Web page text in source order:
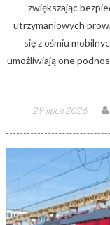
zwiększając
utrzymaniowych
się z ośmiu
umożliwiają one
Posted
29 lipca 2026